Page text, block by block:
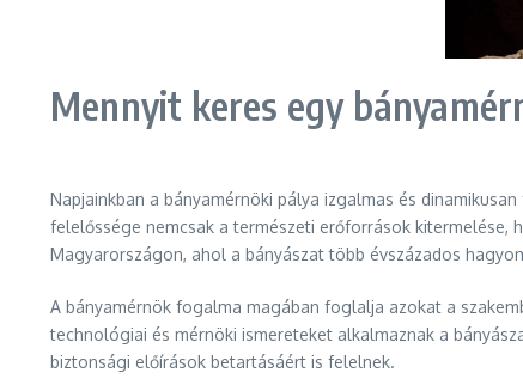
Mennyit keres egy
Napjainkban a bányamérnöki pálya izgalmas és
felelőssége nemcsak a természeti erőforrások kitermelése,
Magyarországon, ahol a bányászat több évszázados
A bányamérnök fogalma magában foglalja azokat a
technológiai és mérnöki ismereteket alkalmaznak a
biztonsági előírások betartásáért is felelnek.